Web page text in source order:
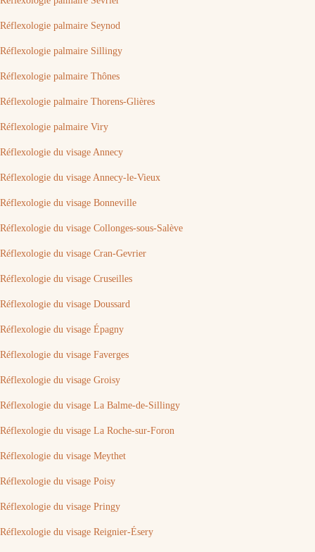
Réflexologie palmaire Seynod
Réflexologie palmaire Sillingy
Réflexologie palmaire Thônes
Réflexologie palmaire Thorens-Glières
Réflexologie palmaire Viry
Réflexologie du visage Annecy
Réflexologie du visage Annecy-le-Vieux
Réflexologie du visage Bonneville
Réflexologie du visage Collonges-sous-Salève
Réflexologie du visage Cran-Gevrier
Réflexologie du visage Cruseilles
Réflexologie du visage Doussard
Réflexologie du visage Épagny
Réflexologie du visage Faverges
Réflexologie du visage Groisy
Réflexologie du visage La Balme-de-Sillingy
Réflexologie du visage La Roche-sur-Foron
Réflexologie du visage Meythet
Réflexologie du visage Poisy
Réflexologie du visage Pringy
Réflexologie du visage Reignier-Ésery